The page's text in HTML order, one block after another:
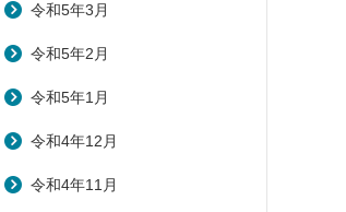
令和5年3月
令和5年2月
令和5年1月
令和4年12月
令和4年11月